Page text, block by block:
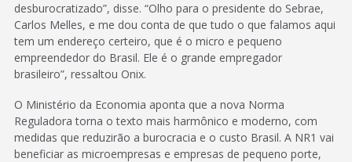
desburocratizado”, disse. “Olho para o presidente do Sebrae,
Carlos Melles, e me dou conta de que tudo o que falamos aqui
tem um endereço certeiro, que é o micro e pequeno
empreendedor do Brasil. Ele é o grande empregador
brasileiro”, ressaltou Onix.
O Ministério da Economia aponta que a nova Norma
Reguladora torna o texto mais harmônico e moderno, com
medidas que reduzirão a burocracia e o custo Brasil. A NR1 vai
beneficiar as microempresas e empresas de pequeno porte,